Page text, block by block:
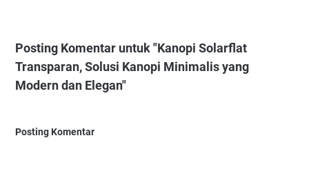
Posting Komentar untuk "Kanopi Solarflat
Transparan, Solusi Kanopi Minimalis yang
Modern dan Elegan"
Posting Komentar